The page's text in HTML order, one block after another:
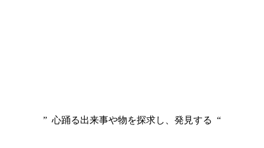
” 心踊る出来事や物を探求し、発見する “